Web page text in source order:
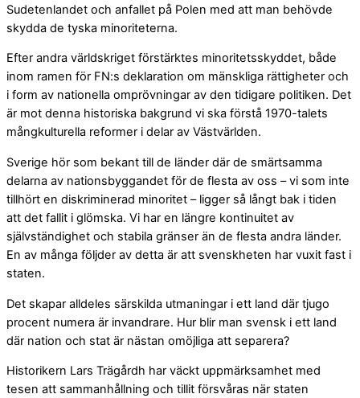
Sudetenlandet och anfallet på Polen med att man behövde
skydda de tyska minoriteterna.
Efter andra världskriget förstärktes minoritetsskyddet, både
inom ramen för FN:s deklaration om mänskliga rättigheter och
i form av nationella omprövningar av den tidigare politiken. Det
är mot denna historiska bakgrund vi ska förstå 1970-talets
mångkulturella reformer i delar av Västvärlden.
Sverige hör som bekant till de länder där de smärtsamma
delarna av nationsbyggandet för de flesta av oss – vi som inte
tillhört en diskriminerad minoritet – ligger så långt bak i tiden
att det fallit i glömska. Vi har en längre kontinuitet av
självständighet och stabila gränser än de flesta andra länder.
En av många följder av detta är att svenskheten har vuxit fast i
staten.
Det skapar alldeles särskilda utmaningar i ett land där tjugo
procent numera är invandrare. Hur blir man svensk i ett land
där nation och stat är nästan omöjliga att separera?
Historikern Lars Trägårdh har väckt uppmärksamhet med
tesen att sammanhållning och tillit försvåras när staten